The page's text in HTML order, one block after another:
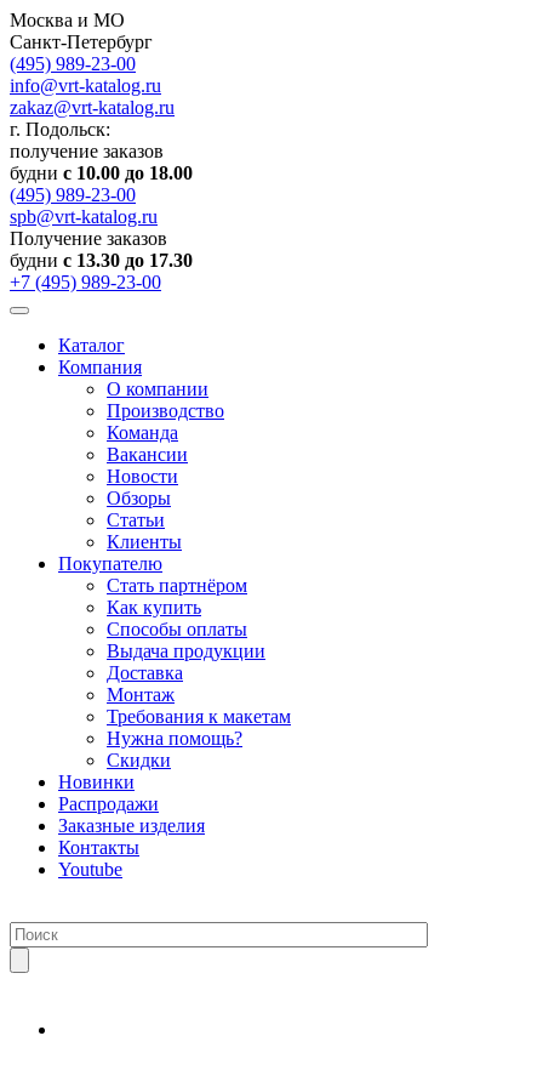
Москва и МО
Санкт-Петербург
(495) 989-23-00
info@vrt-katalog.ru
zakaz@vrt-katalog.ru
г. Подольск:
получение заказов
будни с 10.00 до 18.00
(495) 989-23-00
spb@vrt-katalog.ru
Получение заказов
будни с 13.30 до 17.30
+7 (495) 989-23-00
Каталог
Компания
О компании
Производство
Команда
Вакансии
Новости
Обзоры
Статьи
Клиенты
Покупателю
Стать партнёром
Как купить
Способы оплаты
Выдача продукции
Доставка
Монтаж
Требования к макетам
Нужна помощь?
Скидки
Новинки
Распродажи
Заказные изделия
Контакты
Youtube